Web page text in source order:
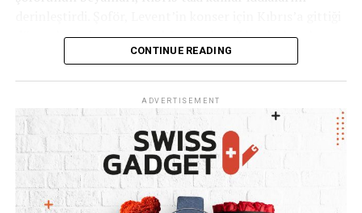
dönemlerde kumar oynadığını ve kendi banka hesabını
kullanarak ünlü sanatçıya 1 ila 2 milyon TL civarında
şüphelenmesine rağmen işini kaybetme korkusuyla ses
çıkaramadığını belirten şoför, tüm WhatsApp
yazışmalarını delil olarak sakladığını ifade etti.
Haluk Levent: „Kötü Bir Zaafım Var, Ama Ahbap
Parasına Dokunmadım“
CONTINUE READING
ADVERTISEMENT